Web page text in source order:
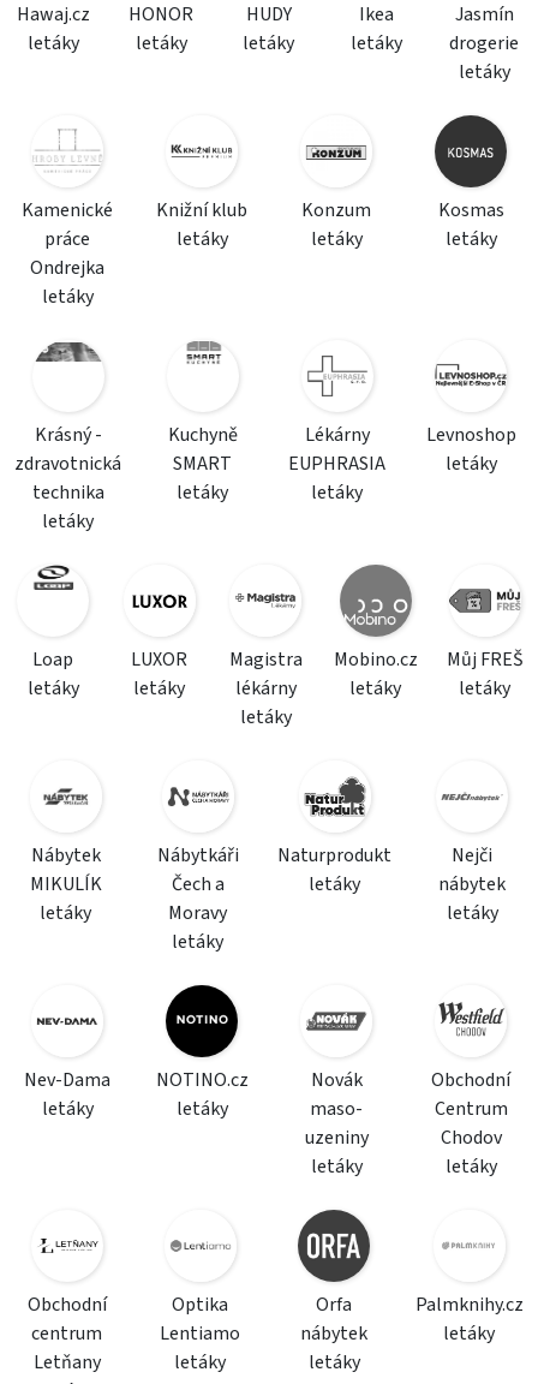
Hawaj.cz
letáky
HONOR
letáky
HUDY
letáky
Ikea
letáky
Jasmín
drogerie
letáky
Kamenické
práce
Ondrejka
letáky
Knižní klub
letáky
Konzum
letáky
Kosmas
letáky
Krásný -
zdravotnická
technika
letáky
Kuchyně
SMART
letáky
Lékárny
EUPHRASIA
letáky
Levnoshop
letáky
Loap
letáky
LUXOR
letáky
Magistra
lékárny
letáky
Mobino.cz
letáky
Můj FREŠ
letáky
Nábytek
MIKULÍK
letáky
Nábytkáři
Čech a
Moravy
letáky
Naturprodukt
letáky
Nejči
nábytek
letáky
Nev-Dama
letáky
NOTINO.cz
letáky
Novák
maso-
uzeniny
letáky
Obchodní
Centrum
Chodov
letáky
Obchodní
centrum
Letňany
Optika
Lentiamo
letáky
Orfa
nábytek
letáky
Palmknihy.cz
letáky